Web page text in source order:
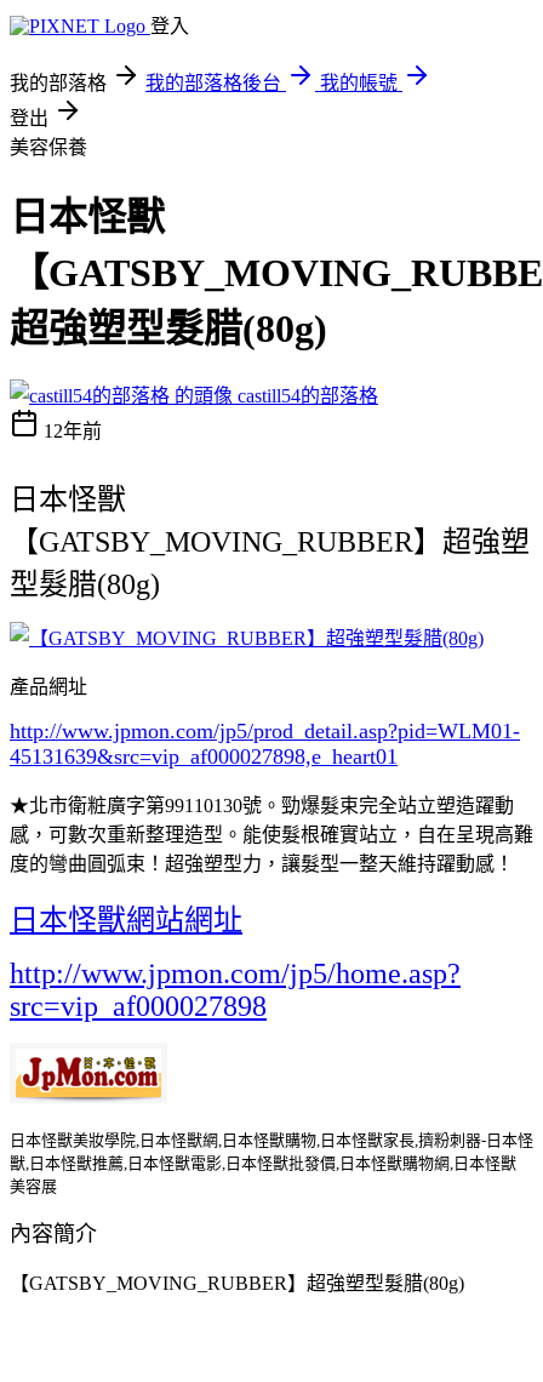
登入
我的部落格 我的部落格後台
我的帳號
登出
美容保養
日本怪獸
【
超強塑型髮腊(80g)
castill54的部落格
12年前
日本怪獸
【GATSBY_MOVING_RUBBER】超強塑
型髮腊(80g)
產品網址
http://www.jpmon.com/jp5/prod_detail.asp?pid=WLM01-
45131639&src=vip_af000027898,e_heart01
★北市衛粧廣字第99110130號。勁爆髮束完全站立塑造躍動
感，可數次重新整理造型。能使髮根確實站立，自在呈現高難
度的彎曲圓弧束！超強塑型力，讓髮型一整天維持躍動感！
日本怪獸網站網址
http://www.jpmon.com/jp5/home.asp?
src=vip_af000027898
日本怪獸美妝學院,日本怪獸網,日本怪獸購物,日本怪獸家長,擠粉刺器-日本怪
獸,日本怪獸推薦,日本怪獸電影,日本怪獸批發價,日本怪獸購物網,日本怪獸
美容展
內容簡介
【GATSBY_MOVING_RUBBER】超強塑型髮腊(80g)